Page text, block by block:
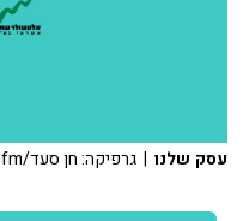
עסק שלנו | גרפיקה: חן סעד/103fm